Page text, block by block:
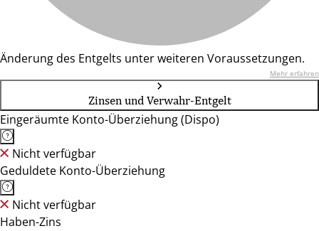
Änderung des Entgelts unter weiteren Voraussetzungen.
Mehr erfahren
Zinsen und Verwahr-Entgelt
Eingeräumte Konto-Überziehung (Dispo)
Nicht verfügbar
Geduldete Konto-Überziehung
Nicht verfügbar
Haben-Zins